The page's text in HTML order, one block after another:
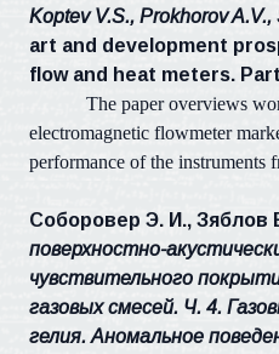
Koptev V.S., Prokhorov A.V.,
art and development
flow and heat meters.
The paper overviews
electromagnetic flowmeter
performance of the instruments
Соборовер Э. И., Зяблов
поверхностно-
чувствительного
газовых смесей. Ч. 4.
гелия. Аномальное